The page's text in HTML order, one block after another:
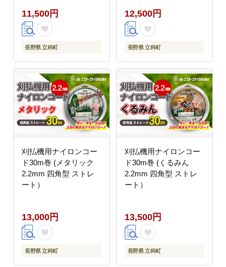
11,500円
長野県 立科町
12,500円
長野県 立科町
刈払機用ナイロンコー
ド30m巻 (メタリック
2.2mm 四角型 ストレ
ート）
13,000円
長野県 立科町
刈払機用ナイロンコー
ド30m巻 (くるみん
2.2mm 四角型 ストレ
ート）
13,500円
長野県 立科町